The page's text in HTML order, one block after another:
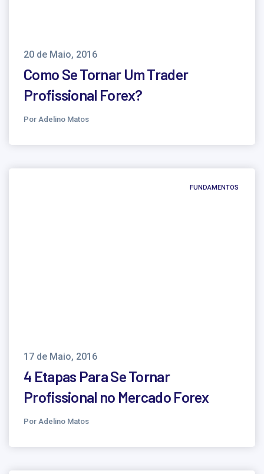
20 de Maio, 2016
Como Se Tornar Um Trader
Profissional Forex?
Por Adelino Matos
FUNDAMENTOS
17 de Maio, 2016
4 Etapas Para Se Tornar
Profissional no Mercado Forex
Por Adelino Matos